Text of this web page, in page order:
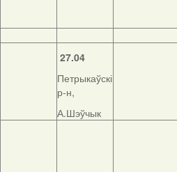
27.04
Петрыкаўскі
р-н,
А.Шэўчык